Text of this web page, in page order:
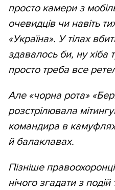
просто камери з
очевидців чи навіть
«Україна». У тілах
здавалось би, ну хіба
просто треба все
Але «чорна рота»
розстрілювала
командира в
й балаклавах.
Пізніше
нічого згадати з